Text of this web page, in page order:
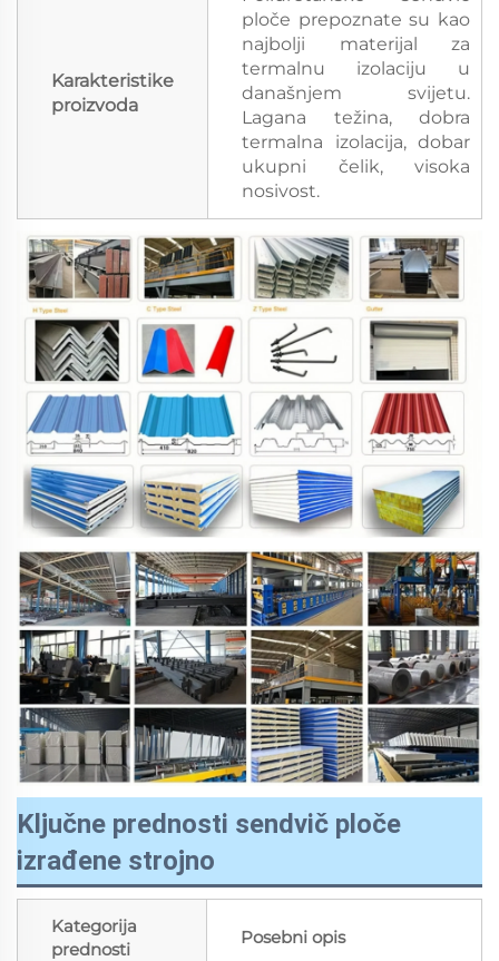
Karakteristike
proizvoda
ploče prepoznate su kao
najbolji materijal za
termalnu izolaciju u
današnjem svijetu.
Lagana težina, dobra
termalna izolacija, dobar
ukupni čelik, visoka
nosivost.
Ključne prednosti sendvič ploče
izrađene strojno
Kategorija
prednosti
Posebni opis